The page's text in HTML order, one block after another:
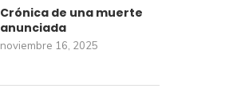
Crónica de una muerte
anunciada
noviembre 16, 2025